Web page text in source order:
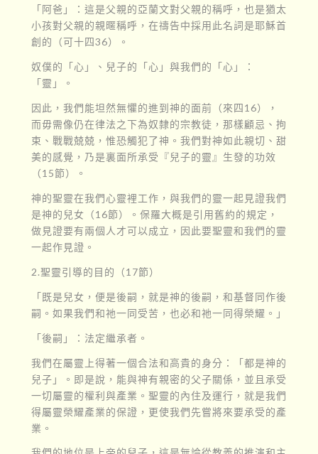
「阿爸」：這是父親的亞蘭文對父親的稱呼，也是猶太
小孩對父親的親暱稱呼，在禱告中採用此名詞是耶穌首
創的（可十四36）。
奴僕的「心」、兒子的「心」與我們的「心」：
「靈」。
因此，我們能坦然無懼的進到神的面前（來四16），
而毋需像仍在律法之下為奴隸的宗教徒，那樣顧忌、拘
束、戰戰兢兢，惟恐觸犯了神。我們對神如此親切、甜
美的感覺，乃是裏面所承受『兒子的靈』生發的功效
（15節）。
神的聖靈在我們心靈裡工作，與我們的靈一起見證我們
是神的兒女（16節）。保羅大概是引用舊約的規定，
做見證要有兩個人才可以成立，因此要聖靈和我們的靈
一起作見證。
2.聖靈引導的目的（17節）
「既是兒女，便是後嗣，就是神的後嗣，和基督同作後
嗣。如果我們和祂一同受苦，也必和祂一同得榮耀。」
「後嗣」：法定繼承者。
我們在屬靈上得著一個合法和高貴的身分：「都是神的
兒子」。即是說，能與神有親密的父子關係，並且承受
一切屬靈的權利與產業。聖靈的內住及運行，就是我們
得屬靈榮耀產業的保證，更使我們先嘗將來要承受的產
業。